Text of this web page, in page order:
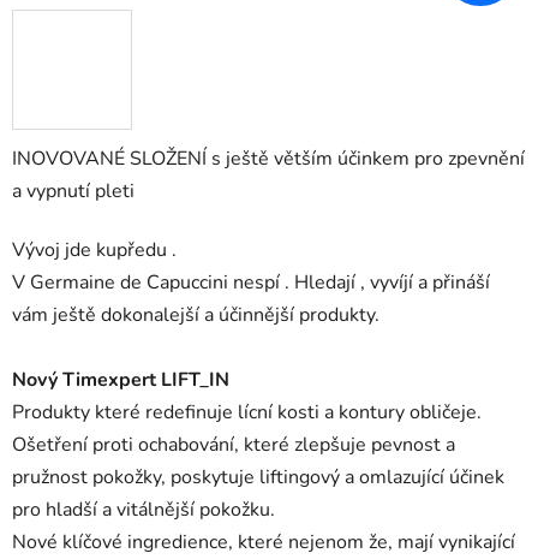
INOVOVANÉ SLOŽENÍ s ještě větším účinkem pro zpevnění
a vypnutí pleti
Vývoj jde kupředu .
V Germaine de Capuccini nespí . Hledají , vyvíjí a přináší
vám ještě dokonalejší a účinnější produkty.
Nový Timexpert LIFT_IN
Produkty které redefinuje lícní kosti a kontury obličeje.
Ošetření proti ochabování, které zlepšuje pevnost a
pružnost pokožky, poskytuje liftingový a omlazující účinek
pro hladší a vitálnější pokožku.
Nové klíčové ingredience, které nejenom že, mají vynikající